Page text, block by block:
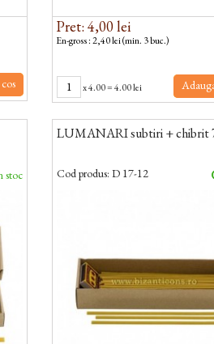
Pret: 4,00 lei
En-gross : 2,40 lei (min. 3 buc.)
x4.00=4.00 lei
stoc
LUMANARI subtiri + chibrit
Cod produs: D 17-12